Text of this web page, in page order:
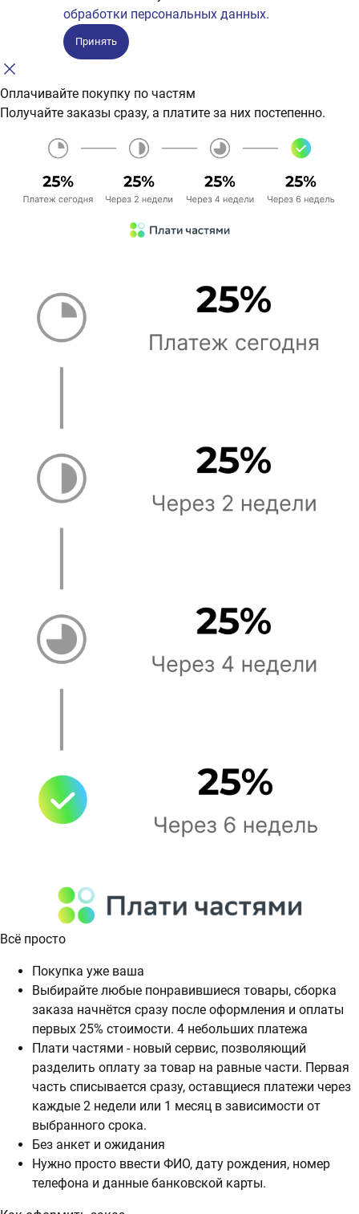
обработки персональных данных.
Принять
Оплачивайте покупку по частям
Получайте заказы сразу, а платите за них постепенно.
Всё просто
Покупка уже ваша
Выбирайте любые понравившиеся товары, сборка
заказа начнётся сразу после оформления и оплаты
первых 25% стоимости. 4 небольших платежа
Плати частями - новый сервис, позволяющий
разделить оплату за товар на равные части. Первая
часть списывается сразу, оставщиеся платежи через
каждые 2 недели или 1 месяц в зависимости от
выбранного срока.
Без анкет и ожидания
Нужно просто ввести ФИО, дату рождения, номер
телефона и данные банковской карты.